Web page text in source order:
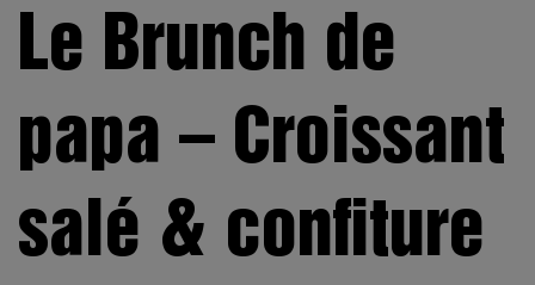
Le Brunch de
papa – Croissant
salé & confiture